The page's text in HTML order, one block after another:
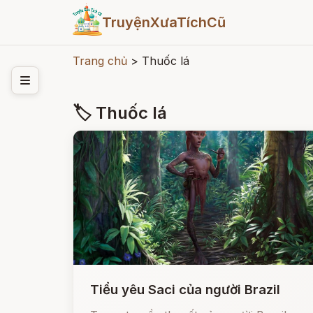
TruyệnXưaTíchCũ
Trang chủ > Thuốc lá
🏷 Thuốc lá
Tiểu yêu Saci của người Brazil